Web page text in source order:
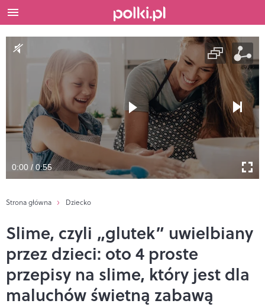
0:00 / 0:55
Strona główna Dziecko
Slime, czyli „glutek” uwielbiany
przez dzieci: oto 4 proste
przepisy na slime, który jest dla
maluchów świetną zabawą